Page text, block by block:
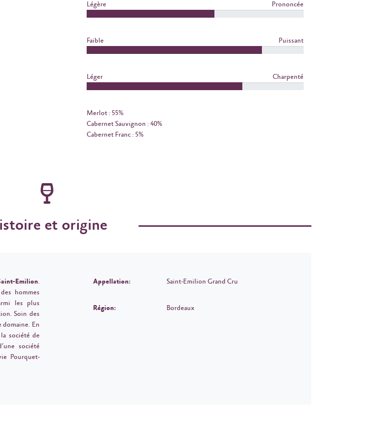
Légère Prononcée
Faible Puissant
Léger Charpenté
Merlot : 55%
Cabernet Sauvignon : 40%
Cabernet Franc : 5%
et origine
Emilion.
hommes
les plus
Soin des
domaine. En
société de
société
Pourquet-
Appellation: Saint-Emilion Grand Cru
Région: Bordeaux